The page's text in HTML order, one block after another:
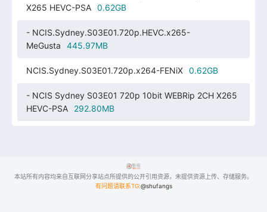
X265 HEVC-PSA
0.62GB
- NCIS.Sydney.S03E01.720p.HEVC.x265-
MeGusta
445.97MB
NCIS.Sydney.S03E01.720p.x264-FENiX 0.62GB
- NCIS Sydney S03E01 720p 10bit WEBRip 2CH X265
HEVC-PSA
292.80MB
本站所有内容均来自互联网分享站点所提供的公开引用资源，未提供资源上传、存储服务。
有问题请联系TG:@shufangs